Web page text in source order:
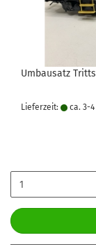
Umbausatz
Lieferzeit: ca. 3-4